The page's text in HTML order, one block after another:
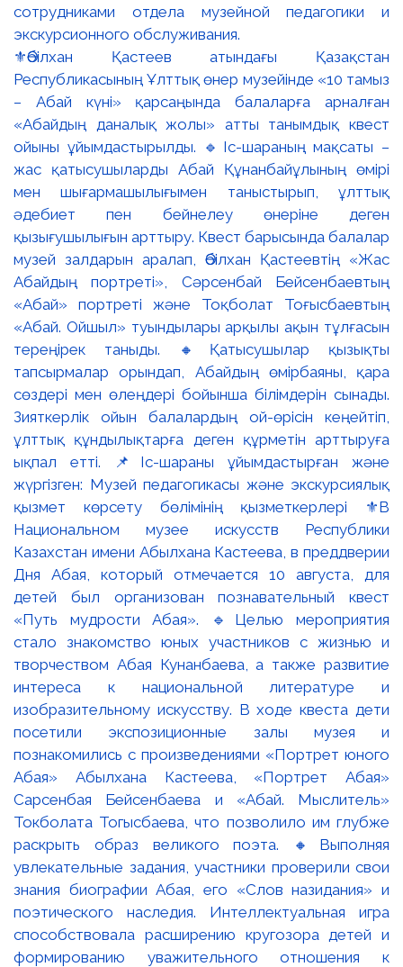
⚜️Әбілхан Қастеев атындағы Қазақстан
Республикасының Ұлттық өнер музейінде «10 тамыз
– Абай күні» қарсаңында балаларға арналған
«Абайдың даналық жолы» атты танымдық квест
ойыны ұйымдастырылды. 🔹Іс-шараның мақсаты –
жас қатысушыларды Абай Құнанбайұлының өмірі
мен шығармашылығымен таныстырып, ұлттық
әдебиет пен бейнелеу өнеріне деген
қызығушылығын арттыру. Квест барысында балалар
музей залдарын аралап, Әбілхан Қастеевтің «Жас
Абайдың портреті», Сәрсенбай Бейсенбаевтың
«Абай» портреті және Тоқболат Тоғысбаевтың
«Абай. Ойшыл» туындылары арқылы ақын тұлғасын
тереңірек таныды. 🔸Қатысушылар қызықты
тапсырмалар орындап, Абайдың өмірбаяны, қара
сөздері мен өлеңдері бойынша білімдерін сынады.
Зияткерлік ойын балалардың ой-өрісін кеңейтіп,
ұлттық құндылықтарға деген құрметін арттыруға
ықпал етті. 📌Іс-шараны ұйымдастырған және
жүргізген: Музей педагогикасы және экскурсиялық
қызмет көрсету бөлімінің қызметкерлері ⚜️В
Национальном музее искусств Республики
Казахстан имени Абылхана Кастеева, в преддверии
Дня Абая, который отмечается 10 августа, для
детей был организован познавательный квест
«Путь мудрости Абая». 🔹Целью мероприятия
стало знакомство юных участников с жизнью и
творчеством Абая Кунанбаева, а также развитие
интереса к национальной литературе и
изобразительному искусству. В ходе квеста дети
посетили экспозиционные залы музея и
познакомились с произведениями «Портрет юного
Абая» Абылхана Кастеева, «Портрет Абая»
Сарсенбая Бейсенбаева и «Абай. Мыслитель»
Токболата Тогысбаева, что позволило им глубже
раскрыть образ великого поэта. 🔸Выполняя
увлекательные задания, участники проверили свои
знания биографии Абая, его «Слов назидания» и
поэтического наследия. Интеллектуальная игра
способствовала расширению кругозора детей и
формированию уважительного отношения к